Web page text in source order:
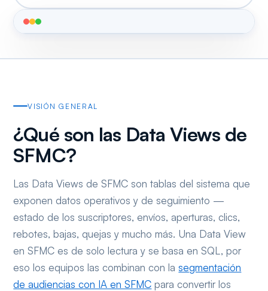
VISIÓN GENERAL
¿Qué son las Data Views de
SFMC?
Las Data Views de SFMC son tablas del sistema que
exponen datos operativos y de seguimiento —
estado de los suscriptores, envíos, aperturas, clics,
rebotes, bajas, quejas y mucho más. Una Data View
en SFMC es de solo lectura y se basa en SQL, por
eso los equipos las combinan con lasegmentación
de audiencias con IA en SFMC para convertir los